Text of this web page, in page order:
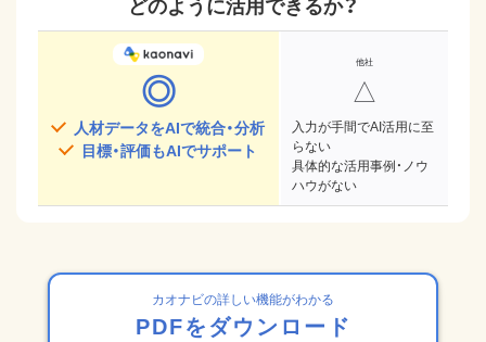
◎
人材データをAIで統合・分析
目標・評価もAIでサポート
△
入力が手間でAI活用に至
らない
具体的な活用事例・ノウ
ハウがない
カオナビの詳しい機能がわかる
PDFをダウンロード